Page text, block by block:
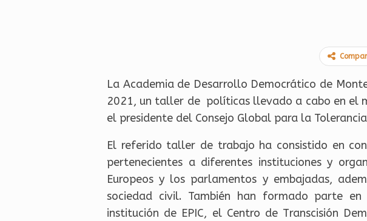
La Academia de Desarrollo Democrático de
2021, un taller de políticas llevado a cabo en el
el presidente del Consejo Global para la
El referido taller de trabajo ha consistido en
pertenecientes a diferentes instituciones y
Europeos y los parlamentos y embajadas,
sociedad civil. También han formado parte
institución de EPIC, el Centro de Transcisión